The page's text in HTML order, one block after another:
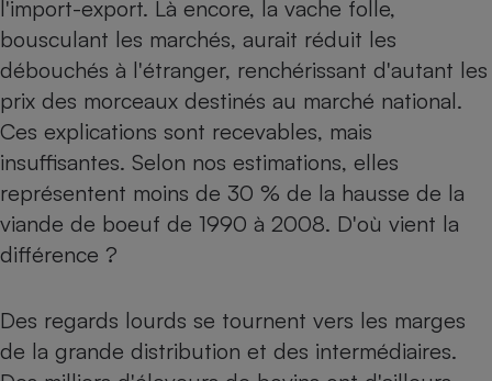
l'import-export. Là encore, la vache folle,
bousculant les marchés, aurait réduit les
débouchés à l'étranger, renchérissant d'autant les
prix des morceaux destinés au marché national.
Ces explications sont recevables, mais
insuffisantes. Selon nos estimations, elles
représentent moins de 30 % de la hausse de la
viande de boeuf de 1990 à 2008. D'où vient la
différence ?
Des regards lourds se tournent vers les marges
de la grande distribution et des intermédiaires.